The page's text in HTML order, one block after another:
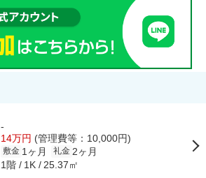
-
14万円 (管理費等：10,000円)
敷金 1ヶ月 礼金 2ヶ月
1階 1K 25.37㎡